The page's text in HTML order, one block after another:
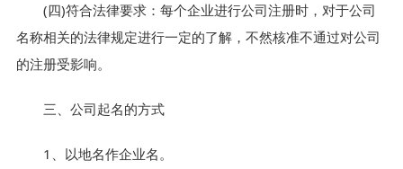
(四)符合法律要求：每个企业进行公司注册时，对于公司
名称相关的法律规定进行一定的了解，不然核准不通过对公司
的注册受影响。
三、公司起名的方式
1、以地名作企业名。